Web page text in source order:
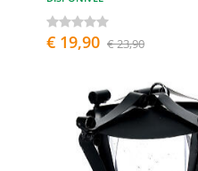
€ 19,90 € 23,90